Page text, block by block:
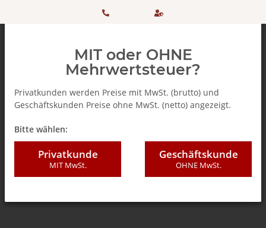
+ 49
506 98
einkaufen
SSL
MIT oder OHNE
Mehrwertsteuer?
Privatkunden werden Preise mit MwSt. (brutto) und
Geschäftskunden Preise ohne MwSt. (netto) angezeigt.
Bitte wählen:
Privatkunde
MIT MwSt.
Geschäftskunde
OHNE MwSt.